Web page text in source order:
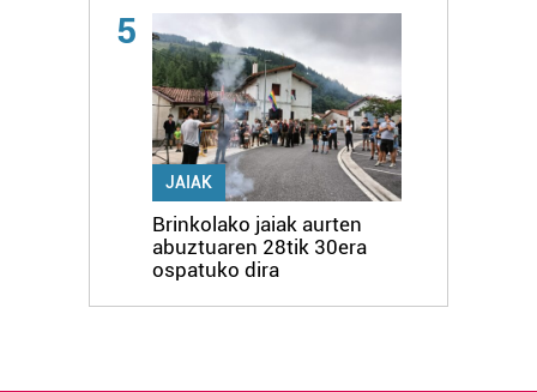
5
JAIAK
Brinkolako jaiak aurten
abuztuaren 28tik 30era
ospatuko dira